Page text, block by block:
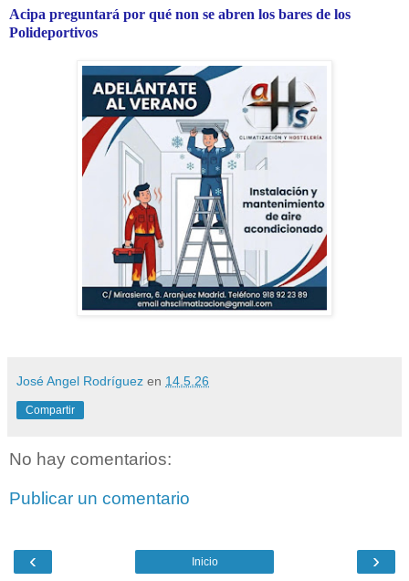
Acipa preguntará por qué non se abren los bares de los
Polideportivos
José Angel Rodríguez en 14.5.26
Compartir
No hay comentarios:
Publicar un comentario
‹ ›
Inicio